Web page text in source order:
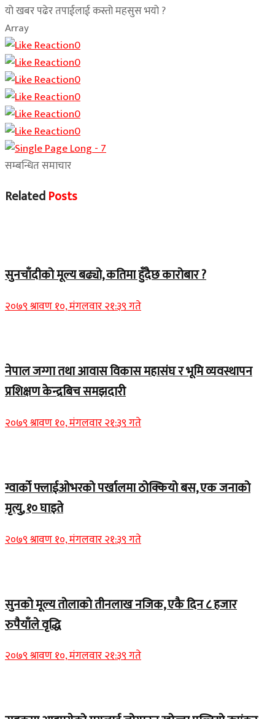
यो खबर पढेर तपाईलाई कस्तो महसुस भयो ?
Array
0
0
0
0
0
0
सम्बन्धित समाचार
RelatedPosts
सुनचाँदीको मूल्य बढ्यो, कतिमा हुँदैछ कारोबार ?
२०७९ श्रावण १०, मंगलवार २१:३९ गते
नेपाल जग्गा तथा आवास विकास महासंघ र भूमि व्यवस्थापन
प्रशिक्षण केन्द्रबिच समझदारी
२०७९ श्रावण १०, मंगलवार २१:३९ गते
ग्वार्को फ्लाईओभरको पर्खालमा ठोक्कियो बस, एक जनाको
मृत्यु, १० घाइते
२०७९ श्रावण १०, मंगलवार २१:३९ गते
सुनको मूल्य तोलाको तीनलाख नजिक, एकै दिन ८ हजार
रुपैयाँले वृद्धि
२०७९ श्रावण १०, मंगलवार २१:३९ गते